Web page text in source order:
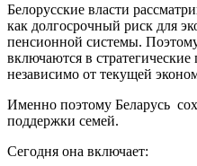
Белорусские власти
как долгосрочный риск для
пенсионной системы.
включаются в
независимо от текущей
Именно поэтому Беларусь
поддержки семей.
Сегодня она включает: